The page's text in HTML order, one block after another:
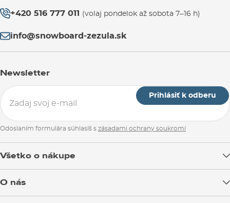
+420 516 777 011 (volaj pondelok až sobota 7–16 h)
info@snowboard-zezula.sk
Newsletter
Prihlásiť k odberu
Odoslaním formulára súhlasíš s zásadami ochrany soukromí
Všetko o nákupe
O nás